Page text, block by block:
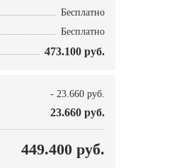
Бесплатно
Бесплатно
473.100 руб.
- 23.660 руб.
23.660 руб.
449.400 руб.